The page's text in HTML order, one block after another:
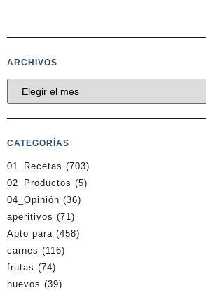
ARCHIVOS
CATEGORÍAS
01_Recetas (703)
02_Productos (5)
04_Opinión (36)
aperitivos (71)
Apto para (458)
carnes (116)
frutas (74)
huevos (39)